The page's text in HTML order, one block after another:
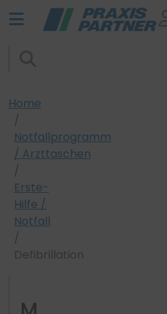
Home
Notfallprogramm
/ Arzttaschen
Erste-
Hilfe /
Notfall
Defibrillation